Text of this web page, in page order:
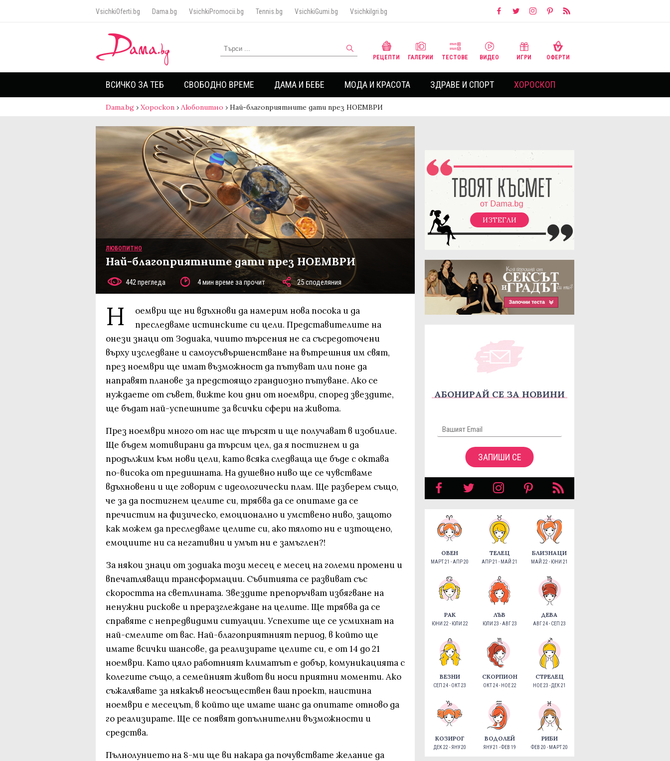
VsichkiOferti.bg Dama.bg VsichkiPromocii.bg Tennis.bg VsichkiGumi.bg VsichkiIgri.bg
РЕЦЕПТИ ГАЛЕРИИ ТЕСТОВЕ ВИДЕО ИГРИ ОФЕРТИ
ВСИЧКО ЗА ТЕБ СВОБОДНО ВРЕМЕ ДАМА И БЕБЕ МОДА И КРАСОТА ЗДРАВЕ И СПОРТ ХОРОСКОП
Dama.bg › Хороскоп › Любопитно › Най-благоприятните дати през НОЕМВРИ
ЛЮБОПИТНО
Най-благоприятните дати през НОЕМВРИ
442 прегледа 4 мин време за прочит 25 споделяния
Н
оември ще ни вдъхнови да намерим нова посока и да
преследваме истинските си цели. Представителите на
онези знаци от Зодиака, чиито търсения не са съсредоточени
върху изследване и самоусъвършенстване на вътрешния им свят,
през ноември ще имат възможност да пътуват или поне да
направят планове за предстоящо грандиозно пътуване. Ако се
нуждаете от съвет, вижте кои дни от ноември, според звездите,
ще бъдат най-успешните за всички сфери на живота.
През ноември много от нас ще търсят и ще получават в изобилие.
Ще бъдем мотивирани да търсим цел, да я постигнем и да
продължим към нови цели, като всяка следваща ще бъде с октава
по-висока от предишната. На душевно ниво ще се чувстваме
вдъхновени и ще говорим с идеологически плам. Ще разберем също,
че за да постигнем целите си, трябва да се опитаме да се
пречистим на физическо, емоционално и умствено ниво, защото
как можем да преследваме целите си, ако тялото ни е изтощено,
емоциите ни са негативни и умът ни е замъглен?!
За някои знаци от зодиака този месец е месец на големи промени и
впечатляващи трансформации. Събитията се развиват със
скоростта на светлината. Звездите препоръчват избягване на
ненужни рискове и преразглеждане на целите. Ще трябва да се
справяте с непредвидими ситуации. Успехите ще се усмихнат на
най-смелите от вас. Най-благоприятният период, в който ще
имате всички шансове, да реализирате целите си, е от 14 до 21
ноември. Като цяло работният климатът е добър, комуникацията с
колегите също, а семейният живот ви носи приятни моменти. Ако
съжалявате за някакъв неосъществен ваш проект, наистина
ноември е месецът, в който ще имате шанс да опитате отново да
го реализирате. Ще се появят допълнителни възможности и
средства.
Пълнолунието на 8-ми ще ви накара да почувствате желание да
ИЗТЕГЛИ
АБОНИРАЙ СЕ ЗА НОВИНИ
ЗАПИШИ СЕ
ОВЕН
МАРТ 21 - АПР 20
ТЕЛЕЦ
АПР 21 - МАЙ 21
БЛИЗНАЦИ
МАЙ 22 - ЮНИ 21
РАК
ЮНИ 22 - ЮЛИ 22
ЛЪВ
ЮЛИ 23 - АВГ 23
ДЕВА
АВГ 24 - СЕП 23
ВЕЗНИ
СЕП 24 - ОКТ 23
СКОРПИОН
ОКТ 24 - НОЕ 22
СТРЕЛЕЦ
НОЕ 23 - ДЕК 21
КОЗИРОГ
ДЕК 22 - ЯНУ 20
ВОДОЛЕЙ
ЯНУ 21 - ФЕВ 19
РИБИ
ФЕВ 20 - МАРТ 20